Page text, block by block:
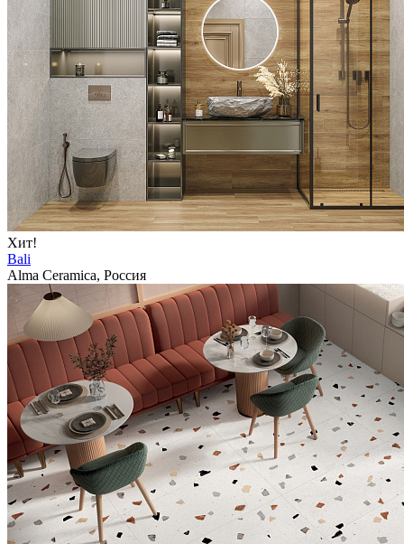
Хит!
Bali
Alma Ceramica, Россия